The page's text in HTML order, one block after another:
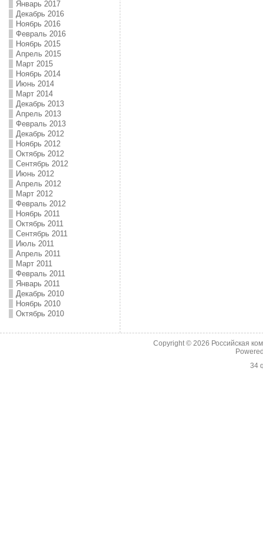
Январь 2017
Декабрь 2016
Ноябрь 2016
Февраль 2016
Ноябрь 2015
Апрель 2015
Март 2015
Ноябрь 2014
Июнь 2014
Март 2014
Декабрь 2013
Апрель 2013
Февраль 2013
Декабрь 2012
Ноябрь 2012
Октябрь 2012
Сентябрь 2012
Июнь 2012
Апрель 2012
Март 2012
Февраль 2012
Ноябрь 2011
Октябрь 2011
Сентябрь 2011
Июль 2011
Апрель 2011
Март 2011
Февраль 2011
Январь 2011
Декабрь 2010
Ноябрь 2010
Октябрь 2010
Copyright © 2026 Российская
34